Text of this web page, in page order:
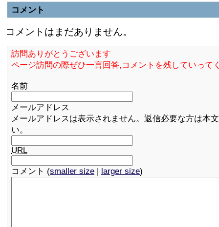
コメント
コメントはまだありません。
訪問ありがとうございます
ページ訪問の際ぜひ一言回答,コメントを残していって
名前
メールアドレス
メールアドレスは表示されません。返信必要な方は本
い。
URL
コメント (smaller size | larger size)